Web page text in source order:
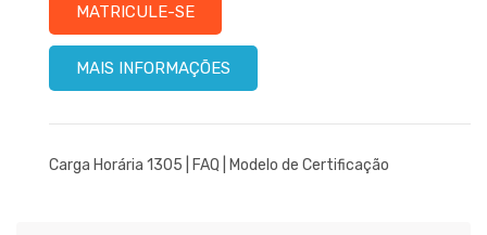
MATRICULE-SE
MAIS INFORMAÇÕES
Carga Horária 1305 | FAQ Modelo de Certificação